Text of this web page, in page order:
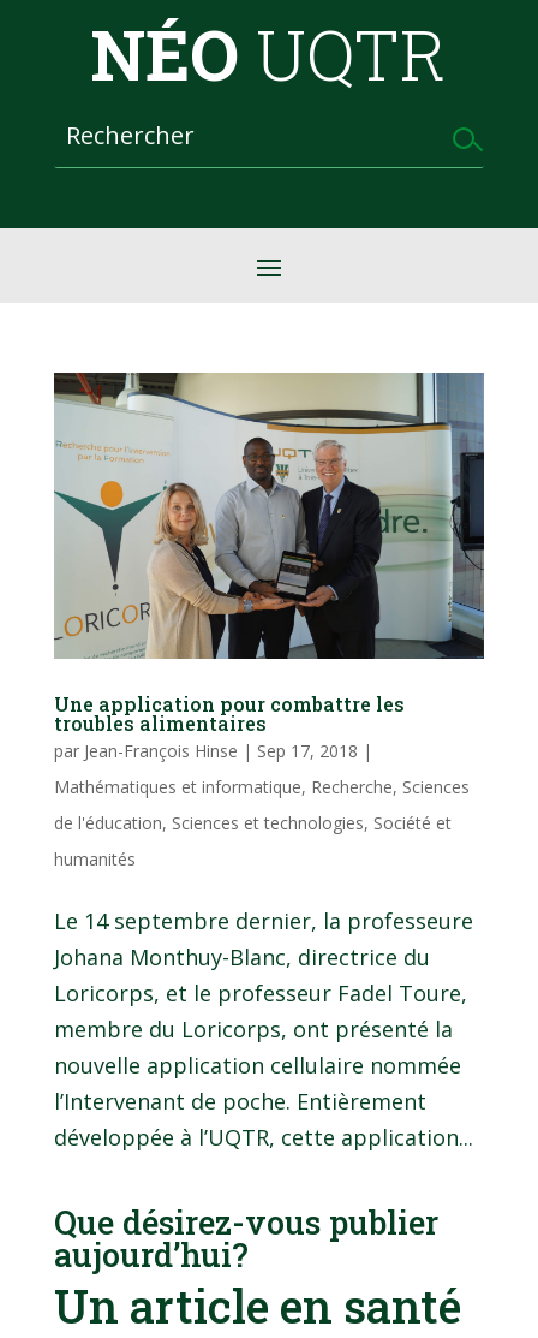
NÉO UQTR
Une application pour combattre les
troubles alimentaires
par Jean-François Hinse | Sep 17, 2018 |
Mathématiques et informatique, Recherche, Sciences
de l'éducation, Sciences et technologies, Société et
humanités
Le 14 septembre dernier, la professeure
Johana Monthuy-Blanc, directrice du
Loricorps, et le professeur Fadel Toure,
membre du Loricorps, ont présenté la
nouvelle application cellulaire nommée
l’Intervenant de poche. Entièrement
développée à l’UQTR, cette application...
Que désirez-vous publier
aujourd’hui?
Un article en santé